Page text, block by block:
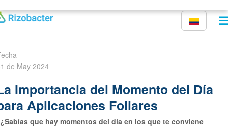
de May 2024
Importancia del Momento del Día
Aplicaciones Foliares
¿Sabías que hay momentos del día en los que te conviene